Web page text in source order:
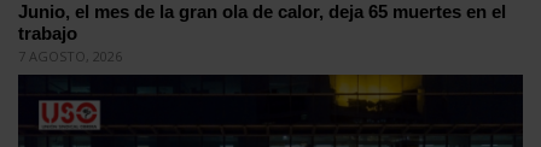
Junio, el mes de la gran ola de calor, deja 65 muertes en el
trabajo
7 AGOSTO, 2026